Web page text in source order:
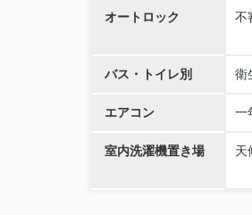
オートロック 不
バス・トイレ別 衛
エアコン 一
室内洗濯機置き場 天